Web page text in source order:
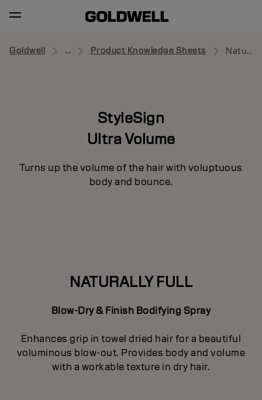
Goldwell ... Product Knowledge Sheets Naturally Full
StyleSign
Ultra Volume
Turns up the volume of the hair with voluptuous
body and bounce.
NATURALLY FULL
Blow-Dry & Finish Bodifying Spray
Enhances grip in towel dried hair for a beautiful
voluminous blow-out. Provides body and volume
with a workable texture in dry hair.